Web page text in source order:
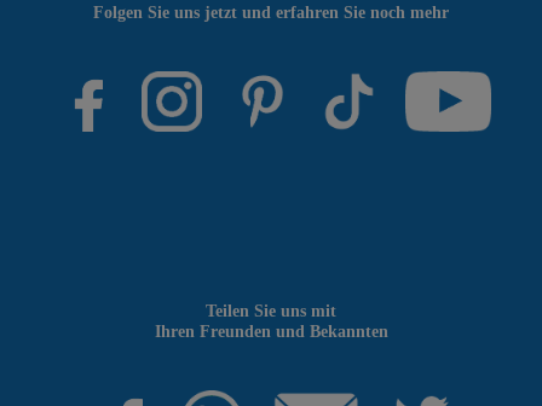
Teilen Sie uns mit
Ihren Freunden und Bekannten
Folgen Sie uns jetzt und erfahren Sie noch mehr